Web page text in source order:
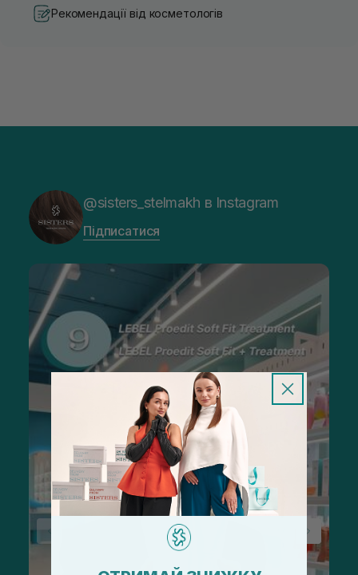
Рекомендації від косметологів
@sisters_stelmakh в Instagram
Підписатися